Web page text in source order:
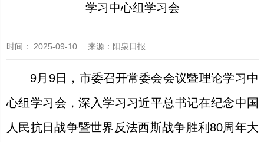
学习中心组学习会
时间： 2025-09-10 来源 ：阳泉日报
9月9日，市委召开常委会会议暨理论学习中
心组学习会，深入学习习近平总书记在纪念中国
人民抗日战争暨世界反法西斯战争胜利80周年大